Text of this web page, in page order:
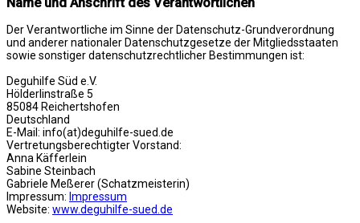
Der Verantwortliche im Sinne der Datenschutz-Grundverordnung
und anderer nationaler Datenschutzgesetze der Mitgliedsstaaten
sowie sonstiger datenschutzrechtlicher Bestimmungen ist:
Deguhilfe Süd e.V.
Hölderlinstraße 5
85084 Reichertshofen
Deutschland
E-Mail: info(at)deguhilfe-sued.de
Vertretungsberechtigter Vorstand:
Anna Käfferlein
Sabine Steinbach
Gabriele Meßerer (Schatzmeisterin)
Impressum: Impressum
Website: www.deguhilfe-sued.de